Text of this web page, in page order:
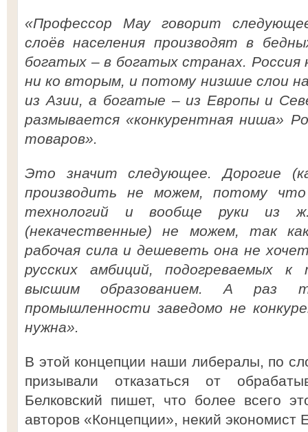
«Профессор Мау говорит
слоёв населения производят в
богатых – в богатых странах.
ни ко вторым, и потому низшие слои
из Азии, а богатые – из Европы и
размывается «конкурентная ниша»
товаров».
Это значит следующее. Дорогие
производить не можем, потому
технологий и вообще руки из
(некачественные) не можем, так
рабочая сила и дешеветь она не
русских амбиций, подогреваемых
высшим образованием. А раз
промышленности заведомо не
нужна».
В этой концепции наши либералы, по
призывали отказаться от
Белковский пишет, что более всего
авторов «Концепции», некий экономист